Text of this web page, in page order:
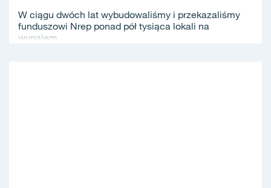
W ciągu dwóch lat wybudowaliśmy i przekazaliśmy
funduszowi Nrep ponad pół tysiąca lokali na
wynajem...